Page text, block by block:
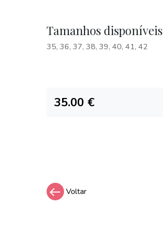
Tamanhos disponíveis
35, 36, 37, 38, 39, 40, 41, 42
35.00 €
Voltar